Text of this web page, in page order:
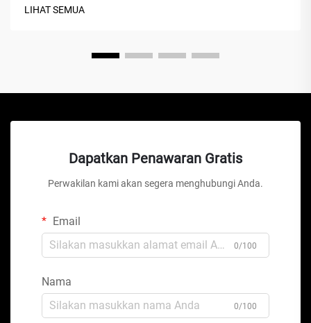
LIHAT SEMUA
Dapatkan Penawaran Gratis
Perwakilan kami akan segera menghubungi Anda.
Email
0/100
Nama
0/100